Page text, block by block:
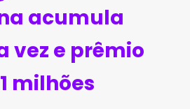
acumula
vez e prêmio
milhões